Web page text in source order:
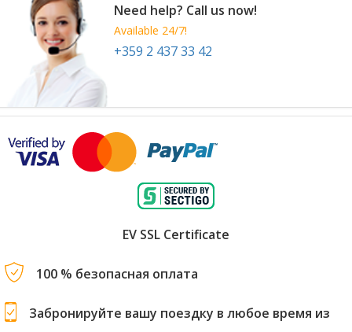
Need help? Call us now!
Available 24/7!
+359 2 437 33 42
EV SSL Certificate
100 % безопасная оплата
Забронируйте вашу поездку в любое время из